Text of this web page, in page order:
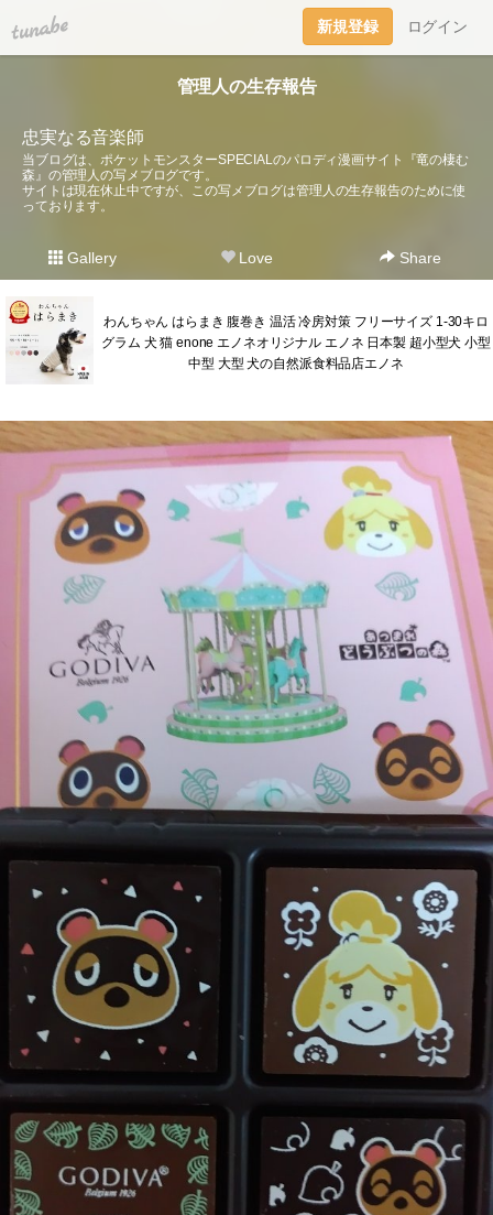
tuna.be 新規登録 ログイン
管理人の生存報告
忠実なる音楽師
当ブログは、ポケットモンスターSPECIALのパロディ漫画サイト『竜の棲む
森』の管理人の写メブログです。
サイトは現在休止中ですが、この写メブログは管理人の生存報告のために使
っております。
Gallery Love Share
わんちゃん はらまき 腹巻き 温活 冷房対策 フリーサイズ 1-30キロ
グラム 犬 猫 enone エノネオリジナル エノネ 日本製 超小型犬 小型
中型 大型 犬の自然派食料品店エノネ